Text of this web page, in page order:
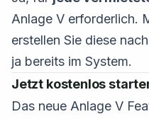
Anlage V erforderlich.
erstellen Sie diese
ja bereits im System.
Jetzt kostenlos
Das neue Anlage V